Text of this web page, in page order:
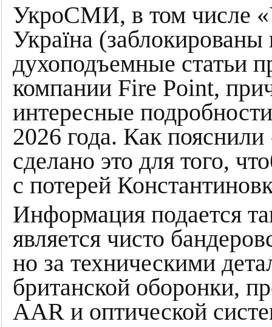
УкроСМИ, в том числе
Україна
духоподъемные статьи
компании Fire Point,
интересные
2026 года. Как
сделано это для того,
с потерей
Информация подается
является чисто
но за техническими
британской оборонки,
AAR и оптической